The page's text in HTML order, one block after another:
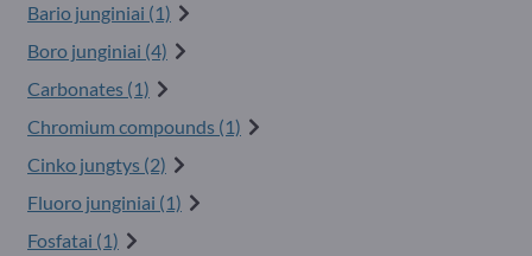
Bario junginiai (1)
Boro junginiai (4)
Carbonates (1)
Chromium compounds (1)
Cinko jungtys (2)
Fluoro junginiai (1)
Fosfatai (1)